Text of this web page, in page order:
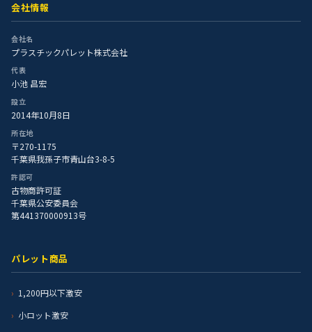
会社情報
会社名
プラスチックパレット株式会社
代表
小池 昌宏
設立
2014年10月8日
所在地
〒270-1175
千葉県我孫子市青山台3-8-5
許認可
古物商許可証
千葉県公安委員会
第441370000913号
パレット商品
1,200円以下激安
小ロット激安